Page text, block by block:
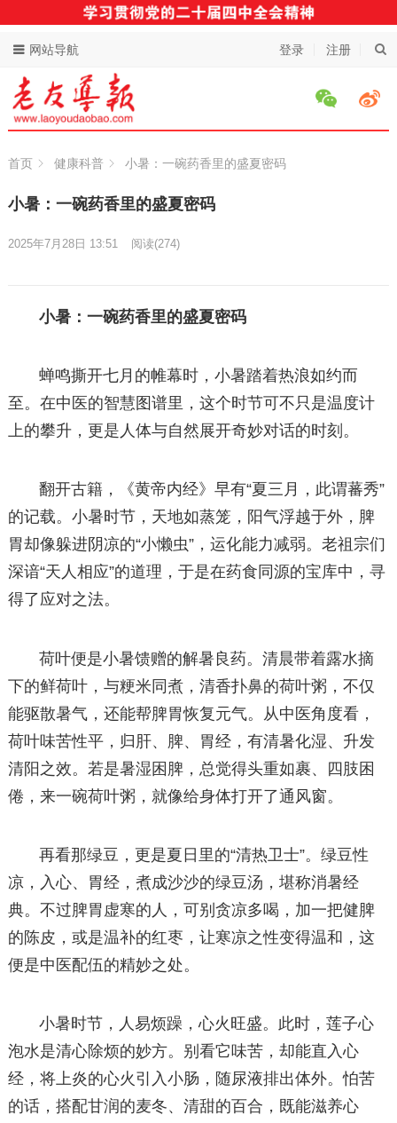
登录 注册
网站导航
首页 健康科普 小暑：一碗药香里的盛夏密码
小暑：一碗药香里的盛夏密码
2025年7月28日 13:51 阅读(274)
小暑：一碗药香里的盛夏密码
蝉鸣撕开七月的帷幕时，小暑踏着热浪如约而
至。在中医的智慧图谱里，这个时节可不只是温度计
上的攀升，更是人体与自然展开奇妙对话的时刻。
翻开古籍，《黄帝内经》早有“夏三月，此谓蕃秀”
的记载。小暑时节，天地如蒸笼，阳气浮越于外，脾
胃却像躲进阴凉的“小懒虫”，运化能力减弱。老祖宗们
深谙“天人相应”的道理，于是在药食同源的宝库中，寻
得了应对之法。
荷叶便是小暑馈赠的解暑良药。清晨带着露水摘
下的鲜荷叶，与粳米同煮，清香扑鼻的荷叶粥，不仅
能驱散暑气，还能帮脾胃恢复元气。从中医角度看，
荷叶味苦性平，归肝、脾、胃经，有清暑化湿、升发
清阳之效。若是暑湿困脾，总觉得头重如裹、四肢困
倦，来一碗荷叶粥，就像给身体打开了通风窗。
再看那绿豆，更是夏日里的“清热卫士”。绿豆性
凉，入心、胃经，煮成沙沙的绿豆汤，堪称消暑经
典。不过脾胃虚寒的人，可别贪凉多喝，加一把健脾
的陈皮，或是温补的红枣，让寒凉之性变得温和，这
便是中医配伍的精妙之处。
小暑时节，人易烦躁，心火旺盛。此时，莲子心
泡水是清心除烦的妙方。别看它味苦，却能直入心
经，将上炎的心火引入小肠，随尿液排出体外。怕苦
的话，搭配甘润的麦冬、清甜的百合，既能滋养心